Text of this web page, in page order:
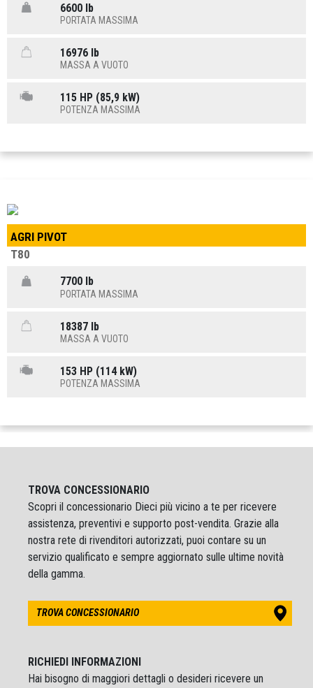
6600 lb
PORTATA MASSIMA
16976 lb
MASSA A VUOTO
115 HP (85,9 kW)
POTENZA MASSIMA
AGRI PIVOT
T80
7700 lb
PORTATA MASSIMA
18387 lb
MASSA A VUOTO
153 HP (114 kW)
POTENZA MASSIMA
TROVA CONCESSIONARIO
Scopri il concessionario Dieci più vicino a te per ricevere
assistenza, preventivi e supporto post-vendita. Grazie alla
nostra rete di rivenditori autorizzati, puoi contare su un
servizio qualificato e sempre aggiornato sulle ultime novità
della gamma.
TROVA CONCESSIONARIO
RICHIEDI INFORMAZIONI
Hai bisogno di maggiori dettagli o desideri ricevere un